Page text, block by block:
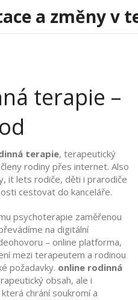
a změny v
terapie –
terapie, terapeutický
rodiny přes internet. Also
, it lets rodiče, děti i prarodiče
cestovat do kanceláře.
psychoterapie zaměřenou
na digitální
– online platforma,
mezi terapeutem a rodinou
požadavky. online rodinná
obsah, ale i
chrání soukromí a